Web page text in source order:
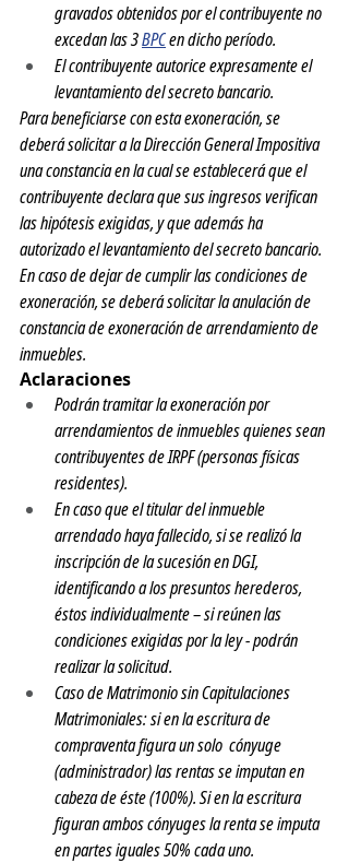
gravados obtenidos por el contribuyente no
excedan las 3 BPC en dicho período.
El contribuyente autorice expresamente el
levantamiento del secreto bancario.
Para beneficiarse con esta exoneración, se
deberá solicitar a la Dirección General Impositiva
una constancia en la cual se establecerá que el
contribuyente declara que sus ingresos verifican
las hipótesis exigidas, y que además ha
autorizado el levantamiento del secreto bancario.
En caso de dejar de cumplir las condiciones de
exoneración, se deberá solicitar la anulación de
constancia de exoneración de arrendamiento de
inmuebles.
Aclaraciones
Podrán tramitar la exoneración por
arrendamientos de inmuebles quienes sean
contribuyentes de IRPF (personas físicas
residentes).
En caso que el titular del inmueble
arrendado haya fallecido, si se realizó la
inscripción de la sucesión en DGI,
identificando a los presuntos herederos,
éstos individualmente – si reúnen las
condiciones exigidas por la ley - podrán
realizar la solicitud.
Caso de Matrimonio sin Capitulaciones
Matrimoniales: si en la escritura de
compraventa figura un solo  cónyuge
(administrador) las rentas se imputan en
cabeza de éste (100%). Si en la escritura
figuran ambos cónyuges la renta se imputa
en partes iguales 50% cada uno.